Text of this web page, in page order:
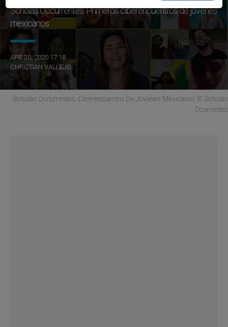
Scholas Occurrentes: Primeros ciberencuentros de jóvenes
mexicanos
APR 30, 2020 17:18
CHRISTIAN VALLEJO
Scholas Occurrentes, Ciberencuentro De Jóvenes Mexicanos © Scholas
Ocurrentes